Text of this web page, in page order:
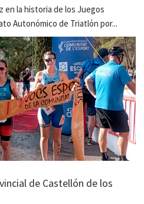
en la historia de los Juegos
Autonómico de Triatlón por...
de Castellón de los